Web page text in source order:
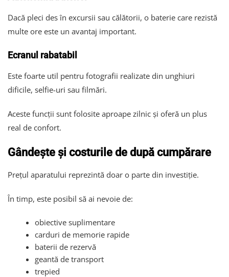
Dacă pleci des în excursii sau călătorii, o baterie care rezistă
multe ore este un avantaj important.
Ecranul rabatabil
Este foarte util pentru fotografii realizate din unghiuri
dificile, selfie-uri sau filmări.
Aceste funcții sunt folosite aproape zilnic și oferă un plus
real de confort.
Gândește și costurile de după cumpărare
Prețul aparatului reprezintă doar o parte din investiție.
În timp, este posibil să ai nevoie de:
obiective suplimentare
carduri de memorie rapide
baterii de rezervă
geantă de transport
trepied